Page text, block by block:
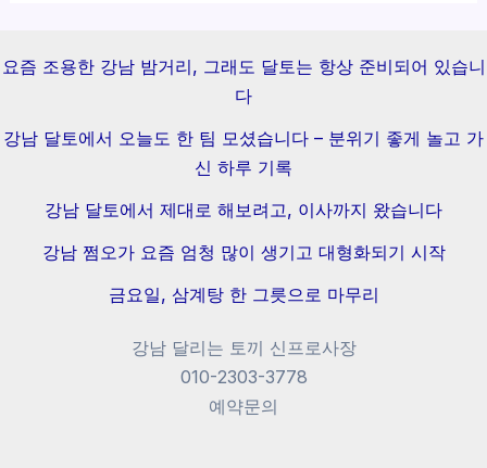
요즘 조용한 강남 밤거리, 그래도 달토는 항상 준비되어 있습니
다
강남 달토에서 오늘도 한 팀 모셨습니다 – 분위기 좋게 놀고 가
신 하루 기록
강남 달토에서 제대로 해보려고, 이사까지 왔습니다
강남 쩜오가 요즘 엄청 많이 생기고 대형화되기 시작
금요일, 삼계탕 한 그릇으로 마무리
강남 달리는 토끼 신프로사장
010-2303-3778
예약문의